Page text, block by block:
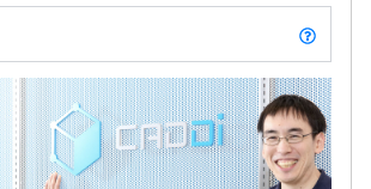
イナー・プロダクトマネジャーがそれぞ
図面活用・検索・見積等）、データ基盤
MLOps、R＆D、Enabling（QA・
など、1チーム4〜6名程度×10数チーム
ています。